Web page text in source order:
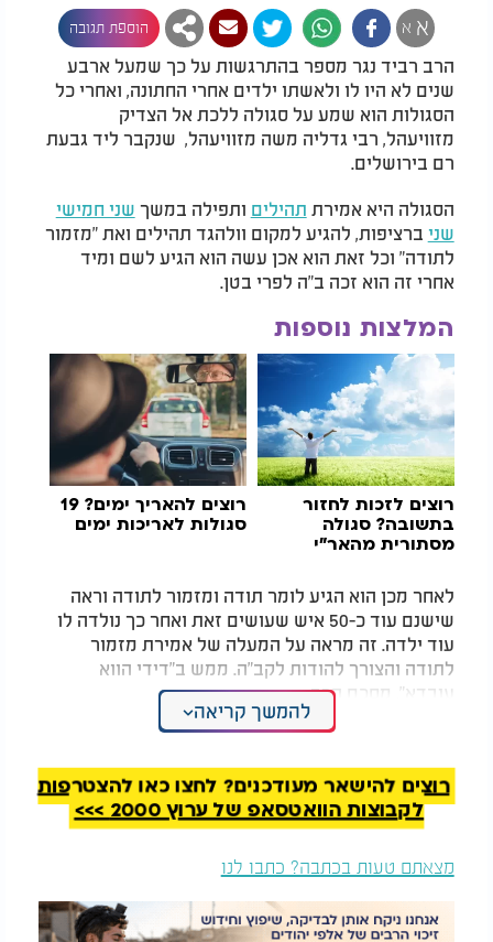
א א הוספת תגובה
הרב רביד נגר מספר בהתרגשות על כך שמעל ארבע
שנים לא היו לו ולאשתו ילדים אחרי החתונה, ואחרי כל
הסגולות הוא שמע על סגולה ללכת אל הצדיק
מזוויעהל, רבי גדליה משה מזוויעהל, שנקבר ליד גבעת
רם בירושלים.
הסגולה היא אמירת תהילים ותפילה במשך שני חמישי
שני ברציפות, להגיע למקום וולהגד תהילים ואת "מזמור
לתודה" וכל זאת הוא אכן עשה הוא הגיע לשם ומיד
אחרי זה הוא זכה ב"ה לפרי בטן.
המלצות נוספות
רוצים לזכות לחזור
בתשובה? סגולה
מסתורית מהאר"י
רוצים להאריך ימים? 19
סגולותלאריכות ימים
לאחר מכן הוא הגיע לומר תודה ומזמור לתודה וראה
שישנם עוד כ-50 איש שעושים זאת ואחר כך נולדה לו
עוד ילדה. זה מראה על המעלה של אמירת מזמור
לתודה והצורך להודות לקב"ה. ממש ב"דידי הווא
עובדא", מסכם הרב.
צפו בסרטון המרגש:
להמשך קריאה
רוצים להישאר מעודכנים? לחצו כאן להצטרפות
לקבוצות הוואטסאפ של ערוץ 2000 >>>
מצאתם טעות בכתבה? כתבו לנו